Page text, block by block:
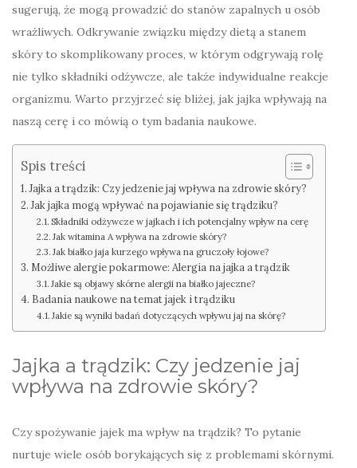
sugerują, że mogą prowadzić do stanów zapalnych u osób
wrażliwych. Odkrywanie związku między dietą a stanem
skóry to skomplikowany proces, w którym odgrywają rolę
nie tylko składniki odżywcze, ale także indywidualne reakcje
organizmu. Warto przyjrzeć się bliżej, jak jajka wpływają na
naszą cerę i co mówią o tym badania naukowe.
Spis treści
Jajka a trądzik: Czy jedzenie jaj wpływa na zdrowie skóry?
Jak jajka mogą wpływać na pojawianie się trądziku?
Składniki odżywcze w jajkach i ich potencjalny wpływ na cerę
Jak witamina A wpływa na zdrowie skóry?
Jak białko jaja kurzego wpływa na gruczoły łojowe?
Możliwe alergie pokarmowe: Alergia na jajka a trądzik
Jakie są objawy skórne alergii na białko jajeczne?
Badania naukowe na temat jajek i trądziku
Jakie są wyniki badań dotyczących wpływu jaj na skórę?
Jajka a trądzik: Czy jedzenie jaj
wpływa na zdrowie skóry?
Czy spożywanie jajek ma wpływ na trądzik? To pytanie
nurtuje wiele osób borykających się z problemami skórnymi.